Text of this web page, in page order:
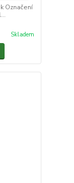
Označení
Skladem